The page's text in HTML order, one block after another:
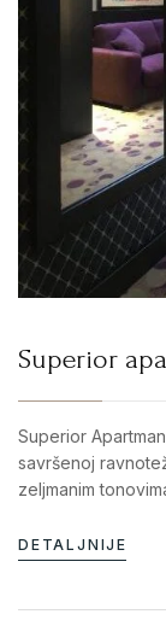
Superior
Superior
savršenoj
zeljmanim
DETALJNIJE